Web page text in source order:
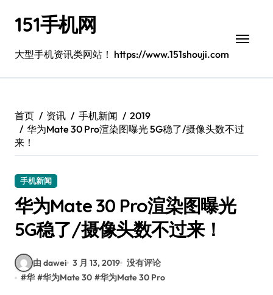
151手机网
大型手机资讯类网站！ https://www.151shouji.com
首页 资讯 手机新闻
2019
华为Mate 30 Pro渲染图曝光 5G稳了/摄像头数不过
来！
手机新闻
华为Mate 30 Pro渲染图曝光
5G稳了/摄像头数不过来！
由 dawei 3 月 13, 2019 没有评论
#华 #华为Mate 30 #华为Mate 30 Pro